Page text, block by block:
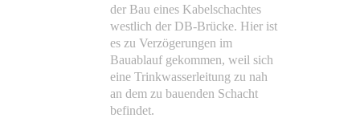
der Bau eines Kabelschachtes
westlich der DB-Brücke. Hier ist
es zu Verzögerungen im
Bauablauf gekommen, weil sich
eine Trinkwasserleitung zu nah
an dem zu bauenden Schacht
befindet.